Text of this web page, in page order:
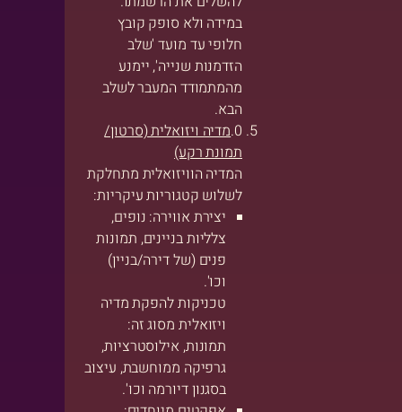
במידה ולא סופק קובץ
חלופי עד מועד 'שלב
הזדמנות שנייה', יימנע
מהמתמודד המעבר לשלב
הבא.
מדיה ויזואלית (סרטון/
תמונת רקע)
המדיה הוויזואלית מתחלקת
לשלוש קטגוריות עיקריות:
יצירת אווירה: נופים,
צלליות בניינים, תמונות
פנים (של דירה/בניין)
וכו'.
טכניקות להפקת מדיה
ויזואלית מסוג זה:
תמונות, אילוסטרציות,
גרפיקה ממוחשבת, עיצוב
בסגנון דיורמה וכו'.